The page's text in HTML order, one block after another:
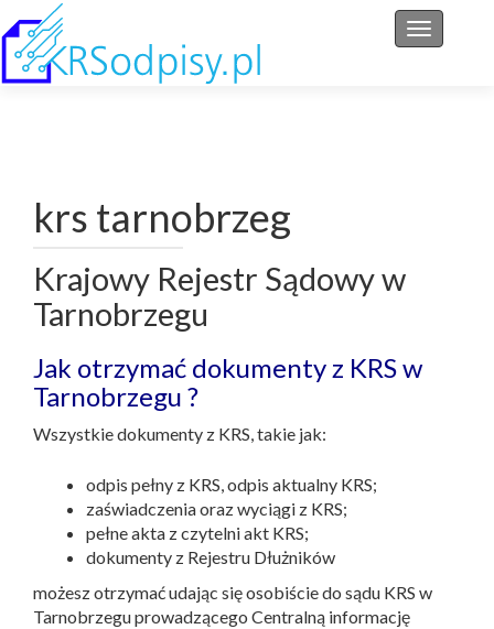
Przełącz
krs tarnobrzeg
Krajowy Rejestr Sądowy w
Tarnobrzegu
Jak otrzymać dokumenty z KRS w
Tarnobrzegu ?
Wszystkie dokumenty z KRS, takie jak:
odpis pełny z KRS, odpis aktualny KRS;
zaświadczenia oraz wyciągi z KRS;
pełne akta z czytelni akt KRS;
dokumenty z Rejestru Dłużników
możesz otrzymać udając się osobiście do sądu KRS w
Tarnobrzegu prowadzącego Centralną informację